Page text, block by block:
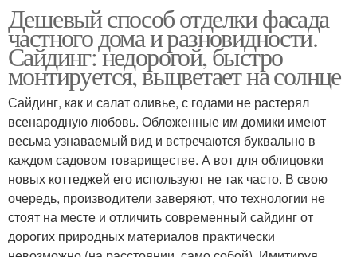
Дешевый способ отделки фасада
частного дома и разновидности.
Сайдинг: недорогой, быстро
монтируется, выцветает на солнце
Сайдинг, как и салат оливье, с годами не растерял
всенародную любовь. Обложенные им домики имеют
весьма узнаваемый вид и встречаются буквально в
каждом садовом товариществе. А вот для облицовки
новых коттеджей его используют не так часто. В свою
очередь, производители заверяют, что технологии не
стоят на месте и отличить современный сайдинг от
дорогих природных материалов практически